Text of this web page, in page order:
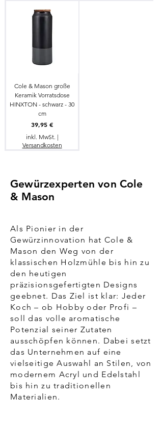
Cole & Mason große
Keramik Vorratsdose
HINXTON - schwarz - 30
cm
Preis
39,95 €
inkl. MwSt. |
Versandkosten
Gewürzexperten von Cole
& Mason
Als Pionier in der
Gewürzinnovation hat Cole &
Mason den Weg von der
klassischen Holzmühle bis hin zu
den heutigen
präzisionsgefertigten Designs
geebnet. Das Ziel ist klar: Jeder
Koch – ob Hobby oder Profi –
soll das volle aromatische
Potenzial seiner Zutaten
ausschöpfen können. Dabei setzt
das Unternehmen auf eine
vielseitige Auswahl an Stilen, von
modernem Acryl und Edelstahl
bis hin zu traditionellen
Materialien.